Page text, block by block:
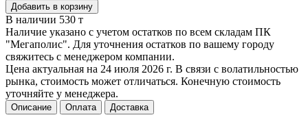
Добавить в корзину
В наличии 530 т
Наличие указано с учетом остатков по всем складам ПК
"Мегаполис". Для уточнения остатков по вашему городу
свяжитесь с менеджером компании.
Цена актуальная на 24 июля 2026 г. В связи с волатильностью
рынка, стоимость может отличаться. Конечную стоимость
уточняйте у менеджера.
Описание Оплата Доставка